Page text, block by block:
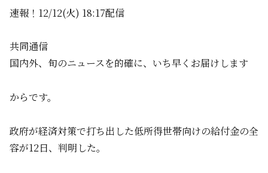
速報！12/12(火) 18:17配信
共同通信
国内外、旬のニュースを的確に、いち早くお届けします
からです。
政府が経済対策で打ち出した低所得世帯向けの給付金の全
容が12日、判明した。